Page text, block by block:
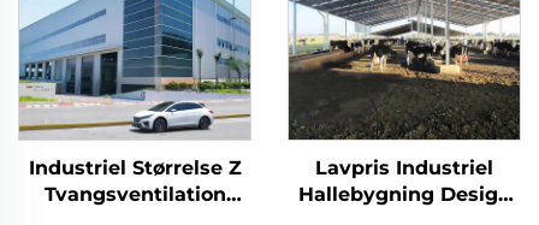
Industriel Størrelse Z
Tvangsventilation
Lavpris Industriel
Hallebygning Design